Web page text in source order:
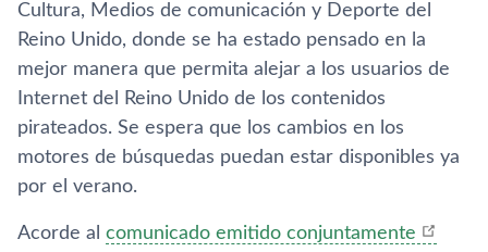
Cultura, Medios de comunicación y Deporte del
Reino Unido, donde se ha estado pensado en la
mejor manera que permita alejar a los usuarios de
Internet del Reino Unido de los contenidos
pirateados. Se espera que los cambios en los
motores de búsquedas puedan estar disponibles ya
por el verano.
Acorde al comunicado emitido conjuntamente